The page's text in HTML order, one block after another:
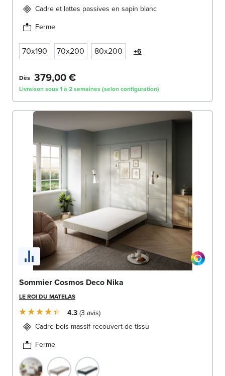
Cadre et lattes passives en sapin blanc
Ferme
70x190 70x200 80x200 +6
Dès 379,00 €
Livraison sous 1 à 2 semaines (selon configuration)
Sommier Cosmos Deco Nika
LE ROI DU MATELAS
4.3 3 avis
Cadre bois massif recouvert de tissu
Ferme